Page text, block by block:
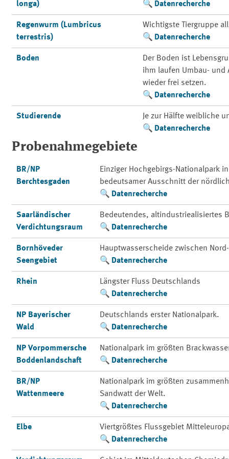
longa) Datenrecherche
Regenwurm (Lumbricus
terrestris)
Wichtigste Tiergruppe
Datenrecherche
Boden
Der Boden ist
ihm laufen Umbau- und
wieder frei setzen.
Datenrecherche
Studierende
Je zur Hälfte weibliche
Datenrecherche
Probenahmegebiete
BR/NP
Berchtesgaden
Einziger Hochgebirgs-Nationalpark
bedeutsamer Ausschnitt der
Datenrecherche
Saarländischer
Verdichtungsraum
Bedeutendes, altindustriealisiertes
Datenrecherche
Bornhöveder
Seengebiet
Hauptwasserscheide zwischen
Datenrecherche
Rhein
Längster Fluss Deutschlands
Datenrecherche
NP Bayerischer
Wald
Deutschlands erster Nationalpark.
Datenrecherche
NP Vorpommersche
Boddenlandschaft
Nationalpark im größten
Datenrecherche
BR/NP
Wattenmeere
Nationalpark im größten
Sandwatt der Welt.
Datenrecherche
Elbe
Viertgrößtes Flussgebiet
Datenrecherche